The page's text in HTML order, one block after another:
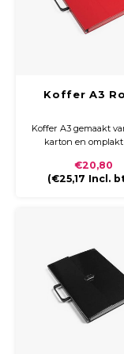
Koffer A3
Koffer A3 gemaakt
karton en
met glossy laminaat.
is aan de binnenkant
€20,80
(€25,17 Incl.